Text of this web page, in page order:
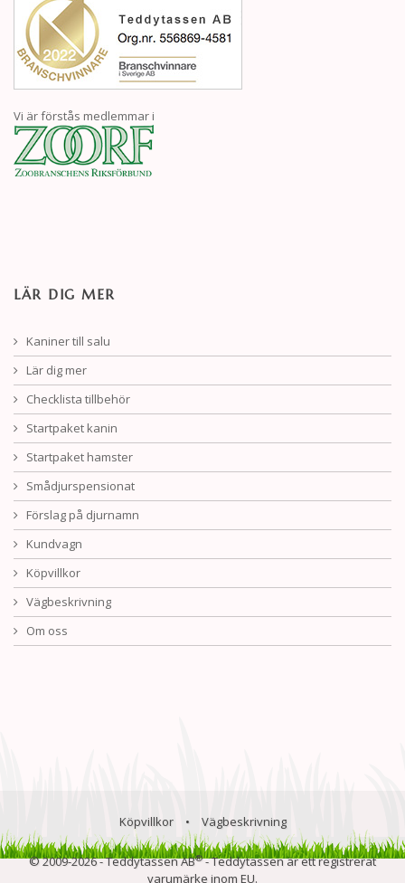
Vi är förstås medlemmar i
LÄR DIG MER
Kaniner till salu
Lär dig mer
Checklista tillbehör
Startpaket kanin
Startpaket hamster
Smådjurspensionat
Förslag på djurnamn
Kundvagn
Köpvillkor
Vägbeskrivning
Om oss
Köpvillkor • Vägbeskrivning
© 2009-2026 - Teddytassen AB®- Teddytassen är ett registrerat
varumärke inom EU.